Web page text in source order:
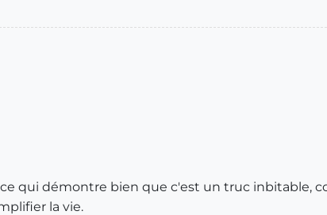
qui démontre bien que c'est un truc inbitable,
la vie.